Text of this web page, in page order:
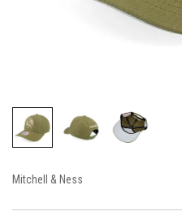
Mitchell & Ness